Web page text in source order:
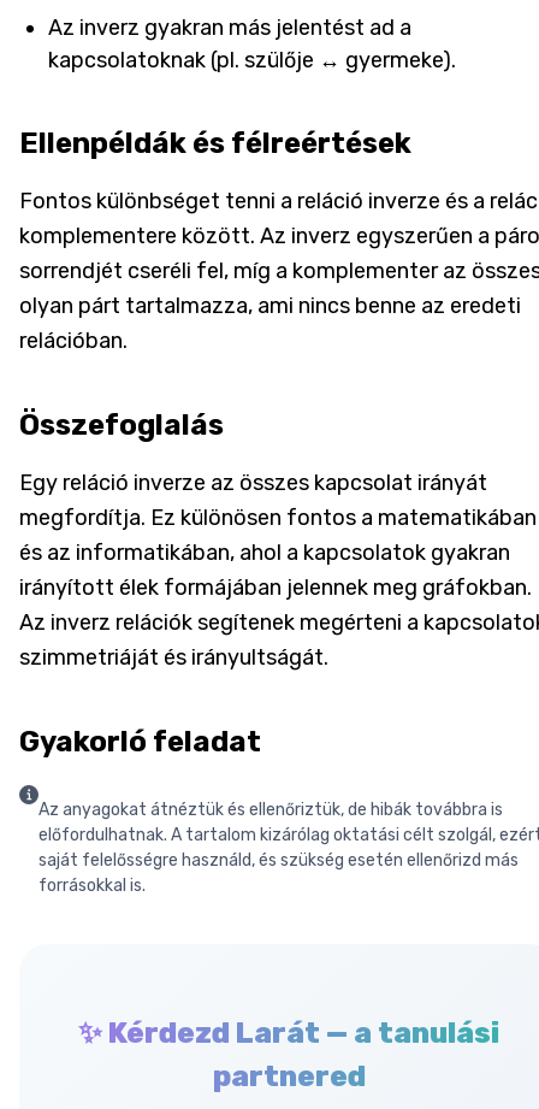
Az inverz gyakran más jelentést ad a
kapcsolatoknak (pl. szülője ↔ gyermeke).
Ellenpéldák és félreértések
Fontos különbséget tenni a reláció inverze és a
komplementere között. Az inverz egyszerűen a
sorrendjét cseréli fel, míg a komplementer az
olyan párt tartalmazza, ami nincs benne az eredeti
relációban.
Összefoglalás
Egy reláció inverze az összes kapcsolat irányát
megfordítja. Ez különösen fontos a matematikában
és az informatikában, ahol a kapcsolatok gyakran
irányított élek formájában jelennek meg gráfokban.
Az inverz relációk segítenek megérteni a
szimmetriáját és irányultságát.
Gyakorló feladat
Az anyagokat átnéztük és ellenőriztük, de hibák továbbra is
előfordulhatnak. A tartalom kizárólag oktatási célt szolgál,
saját felelősségre használd, és szükség esetén ellenőrizd más
forrásokkal is.
✨ Kérdezd Larát — a tanulási
partnered